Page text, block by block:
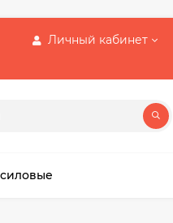
Личный кабинет